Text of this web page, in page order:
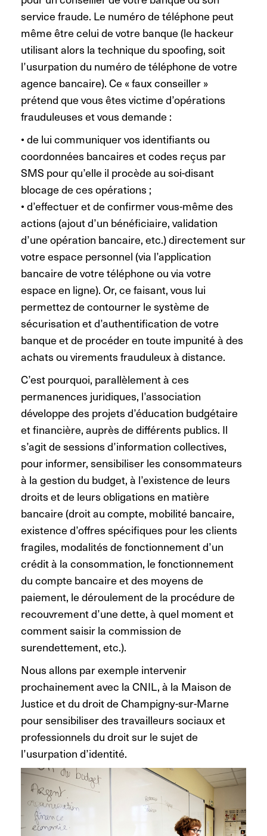
service fraude. Le numéro de téléphone peut
même être celui de votre banque (le hackeur
utilisant alors la technique du spoofing, soit
l’usurpation du numéro de téléphone de votre
agence bancaire). Ce « faux conseiller »
prétend que vous êtes victime d’opérations
frauduleuses et vous demande :
• de lui communiquer vos identifiants ou
coordonnées bancaires et codes reçus par
SMS pour qu’elle il procède au soi-disant
blocage de ces opérations ;
• d’effectuer et de confirmer vous-même des
actions (ajout d’un bénéficiaire, validation
d’une opération bancaire, etc.) directement sur
votre espace personnel (via l’application
bancaire de votre téléphone ou via votre
espace en ligne). Or, ce faisant, vous lui
permettez de contourner le système de
sécurisation et d’authentification de votre
banque et de procéder en toute impunité à des
achats ou virements frauduleux à distance.
C’est pourquoi, parallèlement à ces
permanences juridiques, l’association
développe des projets d’éducation budgétaire
et financière, auprès de différents publics. Il
s’agit de sessions d’information collectives,
pour informer, sensibiliser les consommateurs
à la gestion du budget, à l’existence de leurs
droits et de leurs obligations en matière
bancaire (droit au compte, mobilité bancaire,
existence d’offres spécifiques pour les clients
fragiles, modalités de fonctionnement d’un
crédit à la consommation, le fonctionnement
du compte bancaire et des moyens de
paiement, le déroulement de la procédure de
recouvrement d’une dette, à quel moment et
comment saisir la commission de
surendettement, etc.).
Nous allons par exemple intervenir
prochainement avec la CNIL, à la Maison de
Justice et du droit de Champigny-sur-Marne
pour sensibiliser des travailleurs sociaux et
professionnels du droit sur le sujet de
l’usurpation d’identité.